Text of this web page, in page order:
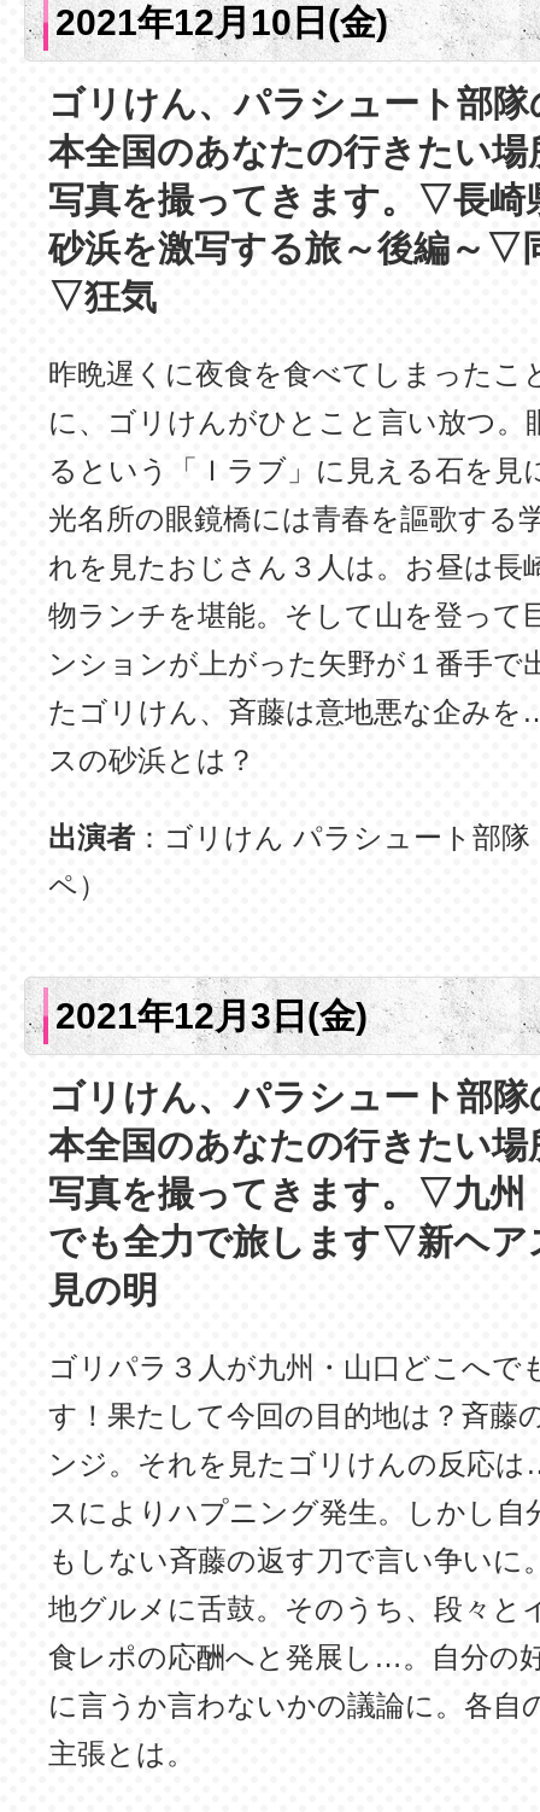
2021年12月10日(金)
ゴリけん、パラシュート部
本全国のあなたの行きたい場
写真を撮ってきます。▽長崎
砂浜を激写する旅～後編～▽
▽狂気
昨晩遅くに夜食を食べてしまったこ
に、ゴリけんがひとこと言い放つ。
るという「Ｉラブ」に見える石を見
光名所の眼鏡橋には青春を謳歌する
れを見たおじさん３人は。お昼は長
物ランチを堪能。そして山を登って
ンションが上がった矢野が１番手で
たゴリけん、斉藤は意地悪な企み
スの砂浜とは？
出演者 ：ゴリけん パラシュート部
ペ）
2021年12月3日(金)
ゴリけん、パラシュート部
本全国のあなたの行きたい場
写真を撮ってきます。▽九州
でも全力で旅します▽新ヘ
見の明
ゴリパラ３人が九州・山口どこへで
す！果たして今回の目的地は？斉藤
ンジ。それを見たゴリけんの反応
スによりハプニング発生。しかし自
もしない斉藤の返す刀で言い争いに
地グルメに舌鼓。そのうち、段々と
食レポの応酬へと発展し…。自分の
に言うか言わないかの議論に。各自
主張とは。